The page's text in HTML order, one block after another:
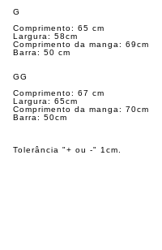
G
Comprimento: 65 cm
Largura: 58cm
Comprimento da manga: 69cm
Barra: 50 cm
GG
Comprimento: 67 cm
Largura: 65cm
Comprimento da manga: 70cm
Barra: 50cm
Tolerância "+ ou -" 1cm.